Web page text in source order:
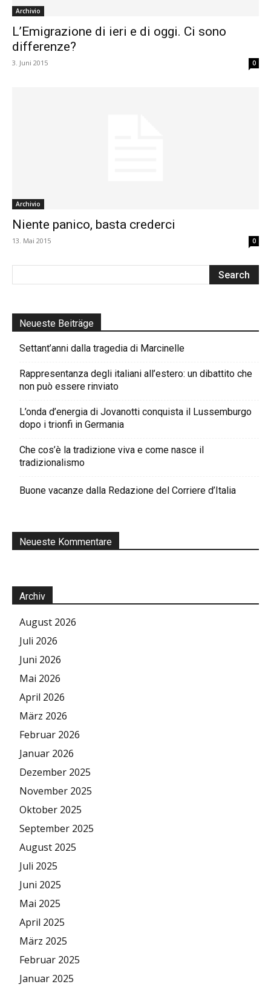
Archivio
L’Emigrazione di ieri e di oggi. Ci sono
differenze?
3. Juni 2015 0
Archivio
Niente panico, basta crederci
13. Mai 2015 0
Neueste Beiträge
Settant’anni dalla tragedia di Marcinelle
Rappresentanza degli italiani all’estero: un dibattito che
non può essere rinviato
L’onda d’energia di Jovanotti conquista il Lussemburgo
dopo i trionfi in Germania
Che cos’è la tradizione viva e come nasce il
tradizionalismo
Buone vacanze dalla Redazione del Corriere d’Italia
Neueste Kommentare
Archiv
August 2026
Juli 2026
Juni 2026
Mai 2026
April 2026
März 2026
Februar 2026
Januar 2026
Dezember 2025
November 2025
Oktober 2025
September 2025
August 2025
Juli 2025
Juni 2025
Mai 2025
April 2025
März 2025
Februar 2025
Januar 2025